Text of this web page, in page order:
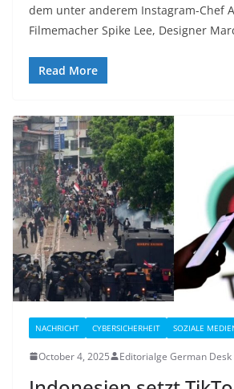
dem unter anderem Instagram-Chef
Filmemacher Spike Lee, Designer
Read More
NACHRICHT CYBERSICHERHEIT SOZIALE
October 4, 2025 Editorialge German Desk